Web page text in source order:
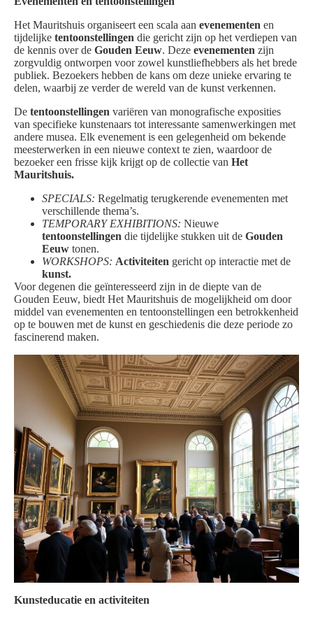
Het Mauritshuis organiseert een scala aan evenementen en
tijdelijke tentoonstellingen die gericht zijn op het verdiepen van
de kennis over de Gouden Eeuw. Deze evenementen zijn
zorgvuldig ontworpen voor zowel kunstliefhebbers als het brede
publiek. Bezoekers hebben de kans om deze unieke ervaring te
delen, waarbij ze verder de wereld van de kunst verkennen.
De tentoonstellingen variëren van monografische exposities
van specifieke kunstenaars tot interessante samenwerkingen met
andere musea. Elk evenement is een gelegenheid om bekende
meesterwerken in een nieuwe context te zien, waardoor de
bezoeker een frisse kijk krijgt op de collectie van Het
Mauritshuis.
SPECIALS: Regelmatig terugkerende evenementen met
verschillende thema’s.
TEMPORARY EXHIBITIONS: Nieuwe
tentoonstellingen die tijdelijke stukken uit de Gouden
Eeuw tonen.
WORKSHOPS: Activiteiten gericht op interactie met de
kunst.
Voor degenen die geïnteresseerd zijn in de diepte van de
Gouden Eeuw, biedt Het Mauritshuis de mogelijkheid om door
middel van evenementen en tentoonstellingen een betrokkenheid
op te bouwen met de kunst en geschiedenis die deze periode zo
fascinerend maken.
Kunsteducatie en activiteiten